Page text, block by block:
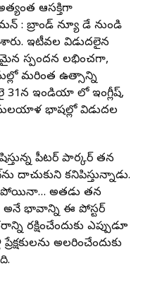
ఆసక్తిగా
మన్ : బ్రాండ్ న్యూ డే నుండి
ఇటీవల విడుదలైన
స్పందన లభించగా,
మరింత ఉత్సాహాన్ని
31న ఇండియా లో ఇంగ్లీష్,
మలయాళ భాషల్లో విడుదల
పీటర్ పార్కర్ తన
దాచుకుని కనిపిస్తున్నాడు.
అతడు తన
అనే భావాన్ని ఈ పోస్టర్
రక్షించేందుకు ఎప్పుడూ
అలరించేందుకు